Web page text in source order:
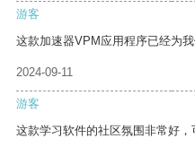
游客
这款加速器VPM应用程序已经为
2024-09-11
游客
这款学习软件的社区氛围非常好，